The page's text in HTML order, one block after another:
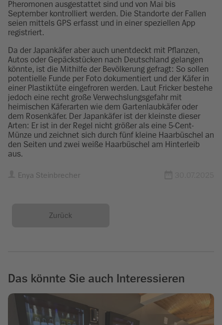
Pheromonen ausgestattet sind und von Mai bis
September kontrolliert werden. Die Standorte der Fallen
seien mittels GPS erfasst und in einer speziellen App
registriert.
Da der Japankäfer aber auch unentdeckt mit Pflanzen,
Autos oder Gepäckstücken nach Deutschland gelangen
könnte, ist die Mithilfe der Bevölkerung gefragt: So sollen
potentielle Funde per Foto dokumentiert und der Käfer in
einer Plastiktüte eingefroren werden. Laut Fricker bestehe
jedoch eine recht große Verwechslungsgefahr mit
heimischen Käferarten wie dem Gartenlaubkäfer oder
dem Rosenkäfer. Der Japankäfer ist der kleinste dieser
Arten: Er ist in der Regel nicht größer als eine 5-Cent-
Münze und zeichnet sich durch fünf kleine Haarbüschel an
den Seiten und zwei weiße Haarbüschel am Hinterleib
aus.
Enya Steinbrecher
Zurück
Das könnte Sie auch Interessieren